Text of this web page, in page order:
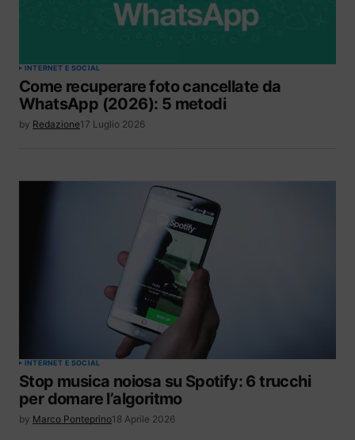
INTERNET E SOCIAL
Come recuperare foto cancellate da
WhatsApp (2026): 5 metodi
by Redazione17 Luglio 2026
INTERNET E SOCIAL
Stop musica noiosa su Spotify: 6 trucchi
per domare l’algoritmo
by Marco Ponteprino18 Aprile 2026